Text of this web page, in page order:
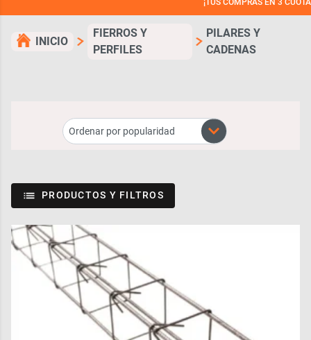
INICIO
FIERROS Y
PERFILES
PILARES Y
CADENAS
PRODUCTOS Y FILTROS